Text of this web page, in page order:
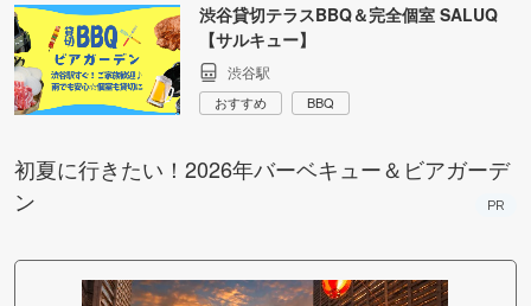
渋谷貸切テラスBBQ＆完全個室 SALUQ
【サルキュー】
渋谷駅
おすすめ BBQ
初夏に行きたい！2026年バーベキュー＆ビアガーデ
ン
PR